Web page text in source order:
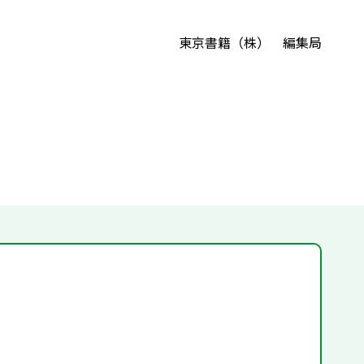
東京書籍（株） 編集局